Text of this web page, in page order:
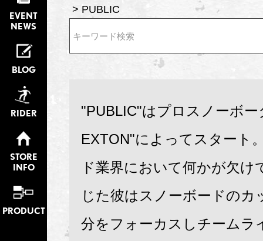
EVENT
NEWS
BLOG
RIDER
STORE
INFO
PRODUCT
PUBLIC
"PUBLIC"はプロスノーボー
EXTON"によってスタート
ド業界において何かが欠け
じた彼はスノーボードのカ
分をフォーカスしチームラ